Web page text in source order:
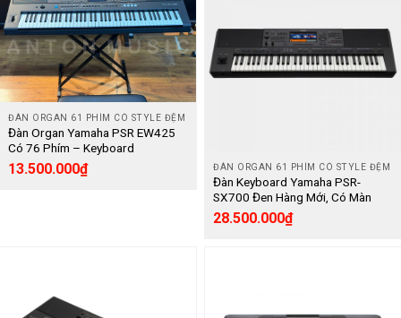
ĐÀN ORGAN 61 PHÍM CÓ STYLE ĐỆM
Đàn Organ Yamaha PSR EW425
Có 76 Phím – Keyboard
13.500.000₫ ĐÀN ORGAN 61 PHÍM CÓ STYLE ĐỆM
Đàn Keyboard Yamaha PSR-
SX700 Đen Hàng Mới, Có Màn
Hình Cảm Ứng 7 Inch Trực Quan
Dễ Sử Dụng
28.500.000₫